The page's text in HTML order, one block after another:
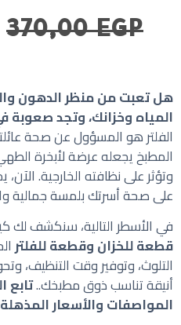
370,00EGP
هل تعبت من منظر الدهون
المياه وخزانك، وتجد صعوبة
الفلتر هو المسؤول عن صحة
المطبخ يجعله عرضة لأبخرة
وتؤثر على نظافته الخارجية.
على صحة أسرتك بلمسة جمالية
في الأسطر التالية، سنكشف لك
قطعة للخزان وقطعة للفلتر
التلوث، وتوفير وقت التنظيف،
أنيقة تناسب ذوق مطبخك..تابع
المواصفات والأسعار